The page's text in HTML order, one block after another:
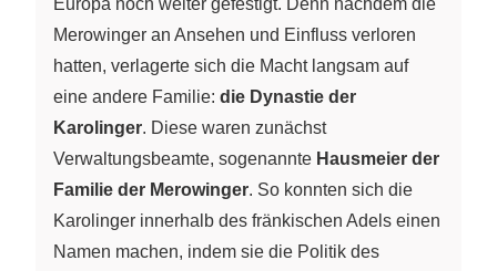
Merowinger an Ansehen und Einfluss verloren
hatten, verlagerte sich die Macht langsam auf
eine andere Familie: die Dynastie der
Karolinger. Diese waren zunächst
Verwaltungsbeamte, sogenannte Hausmeier der
Familie der Merowinger. So konnten sich die
Karolinger innerhalb des fränkischen Adels einen
Namen machen, indem sie die Politik des